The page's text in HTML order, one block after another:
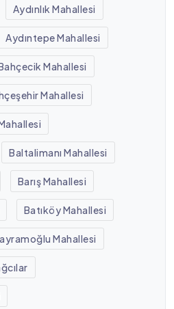
Aydınlık Mahallesi
Aydıntepe Mahallesi
Mahallesi
Mahallesi
Baltalimanı Mahallesi
Barış Mahallesi
Batıköy Mahallesi
Mahallesi